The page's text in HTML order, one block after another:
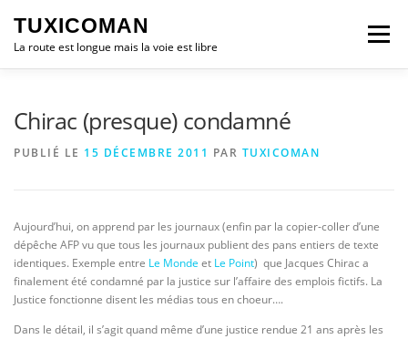
contenu
TUXICOMAN
La route est longue mais la voie est libre
Menu
Chirac (presque) condamné
PUBLIÉ LE 15 DÉCEMBRE 2011 PAR TUXICOMAN
Aujourd’hui, on apprend par les journaux (enfin par la copier-coller d’une
dépêche AFP vu que tous les journaux publient des pans entiers de texte
identiques. Exemple entre Le Monde et Le Point) que Jacques Chirac a
finalement été condamné par la justice sur l’affaire des emplois fictifs. La
Justice fonctionne disent les médias tous en choeur….
Dans le détail, il s’agit quand même d’une justice rendue 21 ans après les